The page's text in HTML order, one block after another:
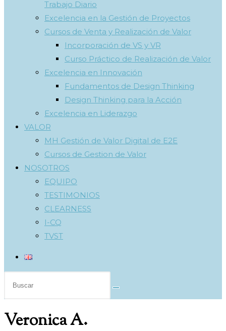
Trabajo Diario
Excelencia en la Gestión de Proyectos
Cursos de Venta y Realización de Valor
Incorporación de VS y VR
Curso Práctico de Realización de Valor
Excelencia en Innovación
Fundamentos de Design Thinking
Design Thinking para la Acción
Excelencia en Liderazgo
VALOR
MH Gestión de Valor Digital de E2E
Cursos de Gestion de Valor
NOSOTROS
EQUIPO
TESTIMONIOS
CLEARNESS
I-CQ
TVST
web
Veronica A.